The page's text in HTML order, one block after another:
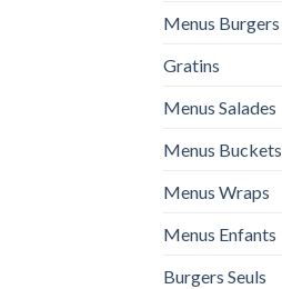
Menus Burgers
Gratins
Menus Salades
Menus Buckets
Menus Wraps
Menus Enfants
Burgers Seuls